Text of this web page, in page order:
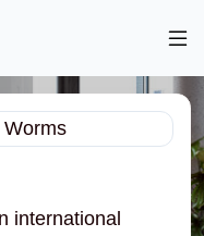
international